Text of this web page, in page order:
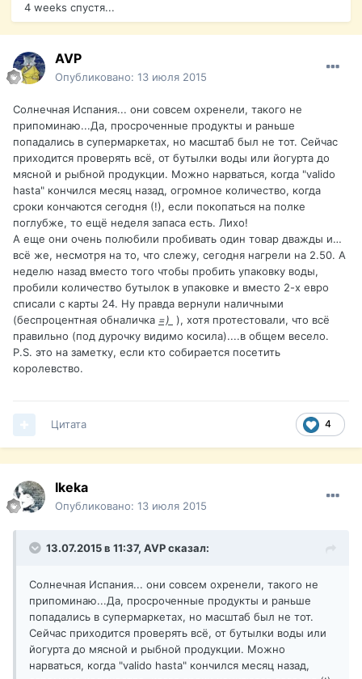
4 weeks спустя...
AVP
Опубликовано: 13 июля 2015
Солнечная Испания... они совсем охренели, такого не
припоминаю...Да, просроченные продукты и раньше
попадались в супермаркетах, но масштаб был не тот. Сейчас
приходится проверять всё, от бутылки воды или йогурта до
мясной и рыбной продукции. Можно нарваться, когда "valido
hasta" кончился месяц назад, огромное количество, когда
сроки кончаются сегодня (!), если покопаться на полке
поглубже, то ещё неделя запаса есть. Лихо!
А еще они очень полюбили пробивать один товар дважды и…
всё же, несмотря на то, что слежу, сегодня нагрели на 2.50. А
неделю назад вместо того чтобы пробить упаковку воды,
пробили количество бутылок в упаковке и вместо 2-х евро
списали с карты 24. Ну правда вернули наличными
(беспроцентная обналичка =) ), хотя протестовали, что всё
правильно (под дурочку видимо косила)....в общем весело.
P.S. это на заметку, если кто собирается посетить
королевство.
4
Цитата
Ikeka
Опубликовано: 13 июля 2015
13.07.2015 в 11:37, AVPсказал:
Солнечная Испания... они совсем охренели, такого не
припоминаю...Да, просроченные продукты и раньше
попадались в супермаркетах, но масштаб был не тот.
Сейчас приходится проверять всё, от бутылки воды или
йогурта до мясной и рыбной продукции. Можно
нарваться, когда "valido hasta" кончился месяц назад,